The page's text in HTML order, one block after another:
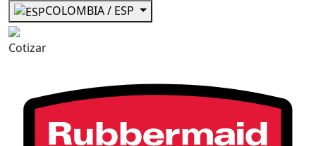
COLOMBIA / ESP
Cotizar